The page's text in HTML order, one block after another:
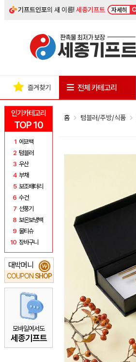
기프트인포의 새 이름!세종기프트 자세히
인기카테고리
TOP 10
1 에코백
2 텀블러
3 우산
4 부채
5 보조배터리
6 수건
7 선풍기
8 보온보냉백
9 물티슈
10 장바구니
대박머니
COUPON SHOP
₩
모바일에서도
세종기프트
즐겨찾기 전체 카테고리
홈 텀블러/주방/식품